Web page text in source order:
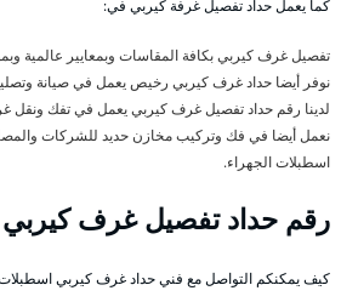
كما يعمل حداد تفصيل غرفة كيربي في:
تفصيل غرف كيربي بكافة المقاسات وبمعايير عالمية
نوفر أيضا حداد غرف كيربي رخيص يعمل في صيانة
لدينا رقم حداد تفصيل غرف كيربي يعمل في تفك
نعمل أيضا في فك وتركيب مخازن حديد للشركات
اسطبلات الجهراء.
رقم حداد تفصيل غرف كيربي
كيف يمكنكم التواصل مع فني حداد غرف كيربي اسطبلات